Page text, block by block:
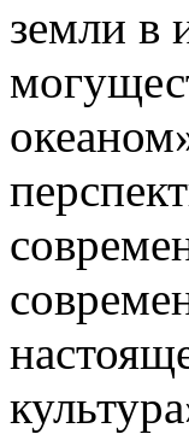
земли в